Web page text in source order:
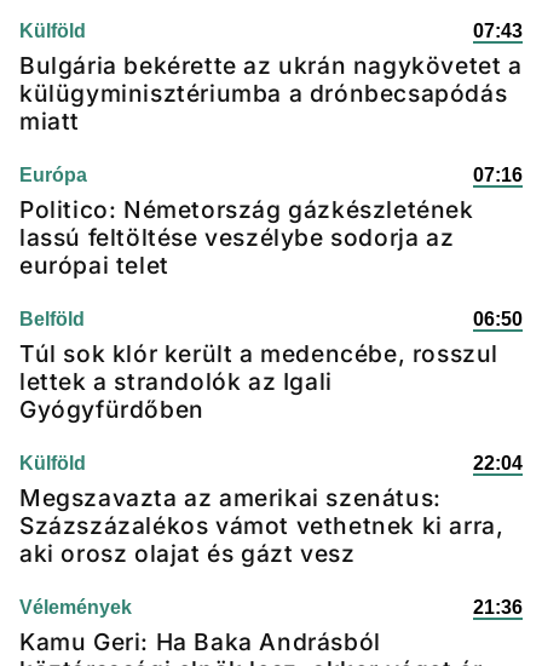
Külföld 07:43
Bulgária bekérette az ukrán nagykövetet a
külügyminisztériumba a drónbecsapódás
miatt
Európa 07:16
Politico: Németország gázkészletének
lassú feltöltése veszélybe sodorja az
európai telet
Belföld 06:50
Túl sok klór került a medencébe, rosszul
lettek a strandolók az Igali
Gyógyfürdőben
Külföld 22:04
Megszavazta az amerikai szenátus:
Százszázalékos vámot vethetnek ki arra,
aki orosz olajat és gázt vesz
Vélemények 21:36
Kamu Geri: Ha Baka Andrásból